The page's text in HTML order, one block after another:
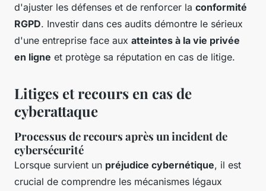
d'ajuster les défenses et de renforcer la conformité
RGPD. Investir dans ces audits démontre le sérieux
d'une entreprise face aux atteintes à la vie privée
en ligne et protège sa réputation en cas de litige.
Litiges et recours en cas de
cyberattaque
Processus de recours après un incident de
cybersécurité
Lorsque survient un préjudice cybernétique, il est
crucial de comprendre les mécanismes légaux